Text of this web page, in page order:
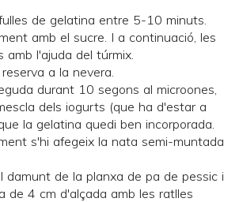
de gelatina entre 5-10 minuts.
amb el sucre. I a continuació, les
amb l'ajuda del túrmix.
a la nevera.
durant 10 segons al microones,
dels iogurts (que ha d'estar a
la gelatina quedi ben incorporada.
s'hi afegeix la nata semi-muntada
damunt de la planxa de pa de pessic i
de 4 cm d'alçada amb les ratlles